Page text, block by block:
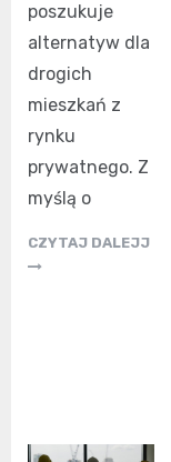
poszukuje
alternatyw dla
drogich
mieszkań z
rynku
prywatnego. Z
myślą o
CZYTAJ DALEJJ